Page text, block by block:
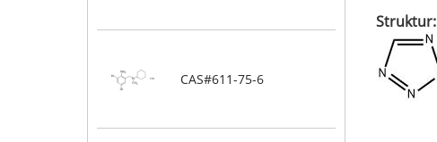
CAS#611-75-6
Struktur: